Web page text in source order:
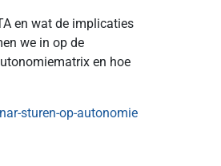
en wat de implicaties
we in op de
en hoe
sturen-op-autonomie